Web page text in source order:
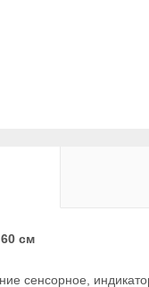
см
сенсорное,